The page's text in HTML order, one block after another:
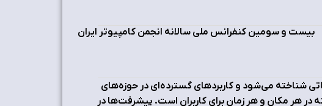
بیست و سومین کنفرانس ملی سالانه انجمن کامپیوتر ایران
شناخته می‌شود و کاربردهای گسترده‌ای در حوزه‌های
هر مکان و هر زمان برای کاربران است. پیشرفت‌ها در